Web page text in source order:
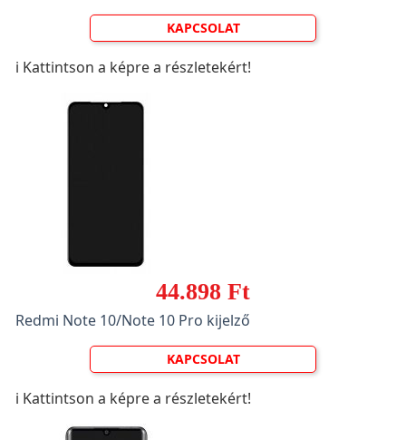
KAPCSOLAT
ℹ️ Kattintson a képre a részletekért!
44.898 Ft
Redmi Note 10/Note 10 Pro kijelző
KAPCSOLAT
ℹ️ Kattintson a képre a részletekért!